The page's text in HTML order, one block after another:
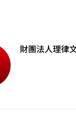
財團法人理律